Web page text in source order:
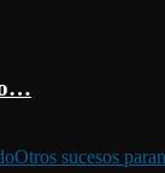
Otros sucesos